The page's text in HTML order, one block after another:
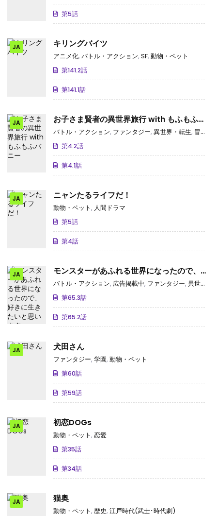
第5話
JA キリングバイツ
アニメ化, バトル・アクション, SF, 動物・ペット
第141.2話
第141.1話
JA
お子さま賢者の異世界旅行 with もふもふバ
ニー
バトル・アクション, ファンタジー, 異世界・転生, 冒険
第4.2話
第4.1話
JA ニャンたるライフだ！
動物・ペット, 人間ドラマ
第5話
第4話
JA
モンスターがあふれる世界になったので、好
きに生きたいと思います
バトル・アクション, 広告掲載中, ファンタジー, 異世界・転生
第65.3話
第65.2話
JA 犬田さん
ファンタジー, 学園, 動物・ペット
第60話
第59話
JA 初恋DOGs
動物・ペット, 恋愛
第35話
第34話
JA 猫奥
動物・ペット, 歴史, 江戸時代(武士･時代劇)